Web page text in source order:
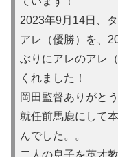
2023年9月14日、
アレ（優勝）を 、
ぶりにアレのアレ
くれました！
岡田監督ありがと
就任前馬鹿にして
んでした。。
二人の息子を英才